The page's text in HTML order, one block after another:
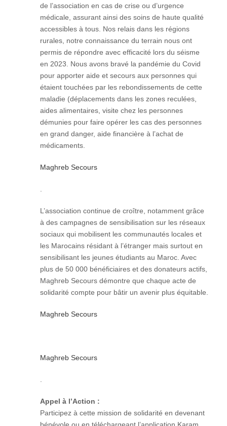
de l’association en cas de crise ou d’urgence
médicale, assurant ainsi des soins de haute qualité
accessibles à tous. Nos relais dans les régions
rurales, notre connaissance du terrain nous ont
permis de répondre avec efficacité lors du séisme
en 2023.​ Nous avons bravé la pandémie du Covid
pour apporter aide et secours aux personnes qui
étaient touchées par les rebondissements de cette
maladie (déplacements dans les zones reculées,
aides alimentaires, visite chez les personnes
démunies pour faire opérer les cas des personnes
en grand danger, aide financière à l’achat de
médicaments.
Maghreb Secours
L’association continue de croître, notamment grâce
à des campagnes de sensibilisation sur les réseaux
sociaux qui mobilisent les communautés locales et
les Marocains résidant à l’étranger mais surtout en
sensibilisant les jeunes étudiants au Maroc. Avec
plus de 50 000 bénéficiaires et des donateurs actifs,
Maghreb Secours démontre que chaque acte de
solidarité compte pour bâtir un avenir plus équitable.​
Maghreb Secours
Maghreb Secours
Appel à l’Action :
Participez à cette mission de solidarité en devenant
bénévole ou en téléchargeant l’application Karam.